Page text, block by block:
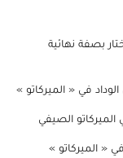
بصفة نهائية
في « الميركاتو »
الصيفي
« الميركاتو »